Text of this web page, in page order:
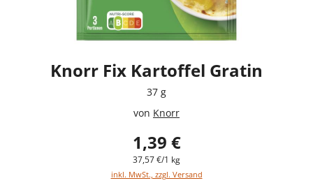
Knorr Fix Kartoffel Gratin
37 g
von Knorr
1,39 €
37,57 €/1 kg
inkl. MwSt., zzgl. Versand